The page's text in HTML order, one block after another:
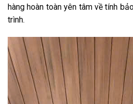
hàng hoàn toàn yên tâm về tính
trình.